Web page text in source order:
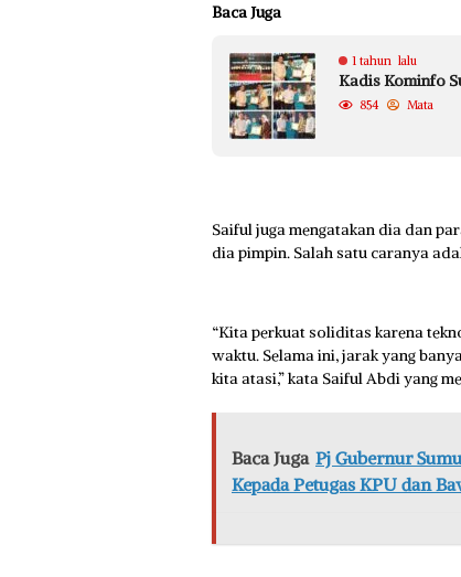
Baca Juga
1 tahun lalu
Kadis Kominfo
854 Mata
Saiful juga mengatakan dia dan
dia pimpin. Salah satu caranya
“Kita perkuat soliditas karena
waktu. Selama ini, jarak yang
kita atasi,” kata Saiful Abdi yang
Baca Juga Pj Gubernur
Kepada Petugas KPU dan